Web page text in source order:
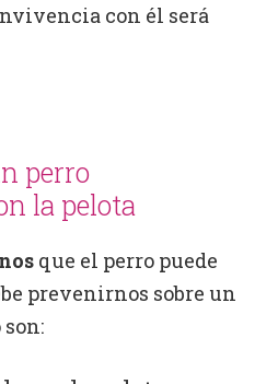
con él será
perro
la pelota
que el perro puede
prevenirnos sobre un